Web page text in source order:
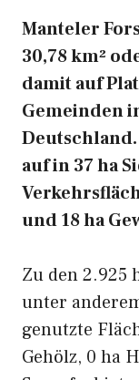
Manteler
30,78 km²
damit auf
Gemeinden
auf in 37 ha
und 18 ha
Zu den 2.925
unter
genutzte
Gehölz, 0 ha